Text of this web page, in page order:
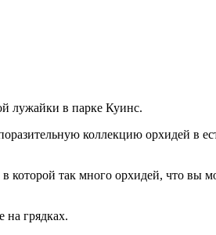
лужайки в парке Куинс.
коллекцию орхидей в
которой так много орхидей, что вы
на грядках.